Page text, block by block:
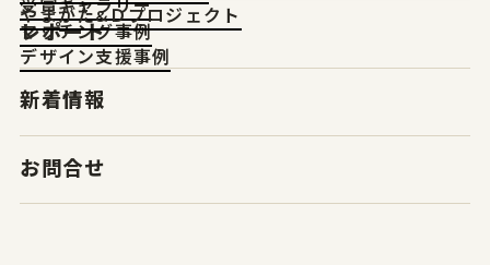
受賞ギャラリー
マッチング事例
やまがた&Ｄプロジェクト
デザイン支援事例
レポート
新着情報
お問合せ